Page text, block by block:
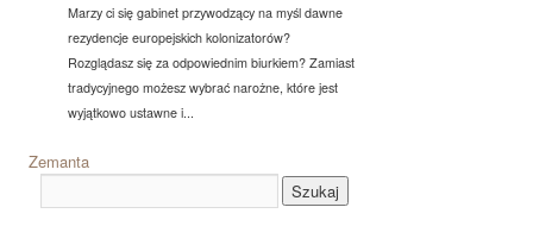
Marzy ci się gabinet przywodzący na myśl dawne
rezydencje europejskich kolonizatorów?
Rozglądasz się za odpowiednim biurkiem? Zamiast
tradycyjnego możesz wybrać narożne, które jest
wyjątkowo ustawne i...
Zemanta